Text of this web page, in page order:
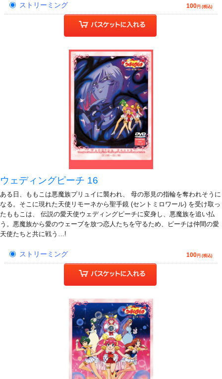
ストリーミング 100円 (税込)
ウェディングピーチ 16
ある日、ももこは悪魔族プリュイに襲われ、 母の形見の指輪を奪われそうに
なる。そこに現れた天使リモーネから聖手鏡 (セントミロワール) を受け取っ
たももこは、 伝説の愛天使ウェディングピーチに変身し、悪魔族を追い払
う。悪魔族から愛のウェーブを放つ恋人たちを守るため、ピーチは仲間の愛
天使たちと共に戦う…!
ストリーミング 100円 (税込)